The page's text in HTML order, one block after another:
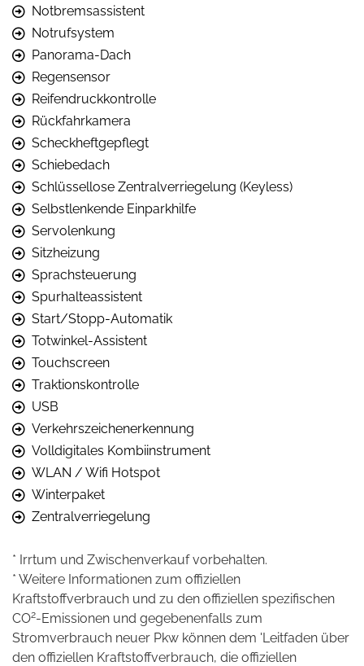
Notbremsassistent
Notrufsystem
Panorama-Dach
Regensensor
Reifendruckkontrolle
Rückfahrkamera
Scheckheftgepflegt
Schiebedach
Schlüssellose Zentralverriegelung (Keyless)
Selbstlenkende Einparkhilfe
Servolenkung
Sitzheizung
Sprachsteuerung
Spurhalteassistent
Start/Stopp-Automatik
Totwinkel-Assistent
Touchscreen
Traktionskontrolle
USB
Verkehrszeichenerkennung
Volldigitales Kombiinstrument
WLAN / Wifi Hotspot
Winterpaket
Zentralverriegelung
* Irrtum und Zwischenverkauf vorbehalten.
* Weitere Informationen zum offiziellen
Kraftstoffverbrauch und zu den offiziellen spezifischen
CO2-Emissionen und gegebenenfalls zum
Stromverbrauch neuer Pkw können dem 'Leitfaden über
den offiziellen Kraftstoffverbrauch, die offiziellen